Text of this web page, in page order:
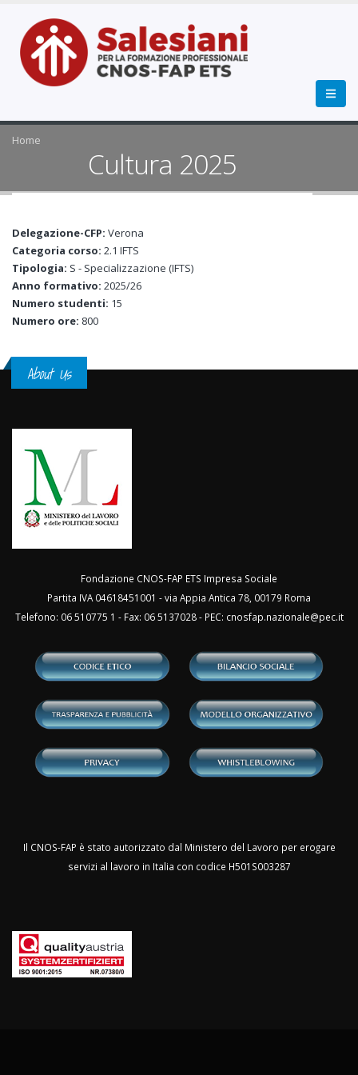
Home
Cultura 2025
Delegazione-CFP: Verona
Categoria corso: 2.1 IFTS
Tipologia: S - Specializzazione (IFTS)
Anno formativo: 2025/26
Numero studenti: 15
Numero ore: 800
About Us
Fondazione CNOS-FAP ETS Impresa Sociale
Partita IVA 04618451001 - via Appia Antica 78, 00179 Roma
Telefono: 06 510775 1 - Fax: 06 5137028 - PEC: cnosfap.nazionale@pec.it
Il CNOS-FAP è stato autorizzato dal Ministero del Lavoro per erogare
servizi al lavoro in Italia con codice H501S003287